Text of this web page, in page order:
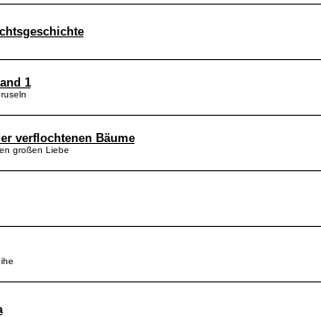
1
verflochtenen Bäume
großen Liebe